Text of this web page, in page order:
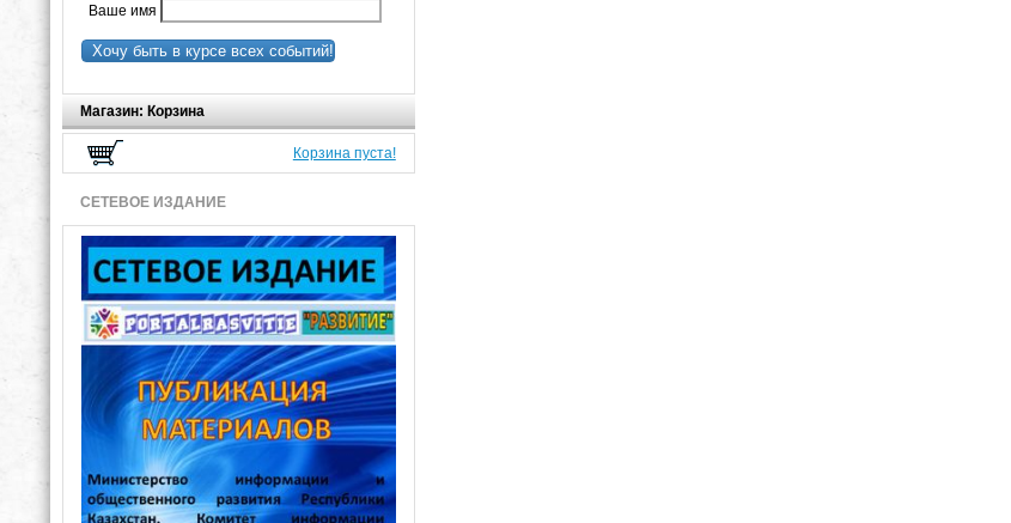
Ваше имя
Хочу быть в курсе всех событий!
Магазин: Корзина
Корзина пуста!
СЕТЕВОЕ ИЗДАНИЕ